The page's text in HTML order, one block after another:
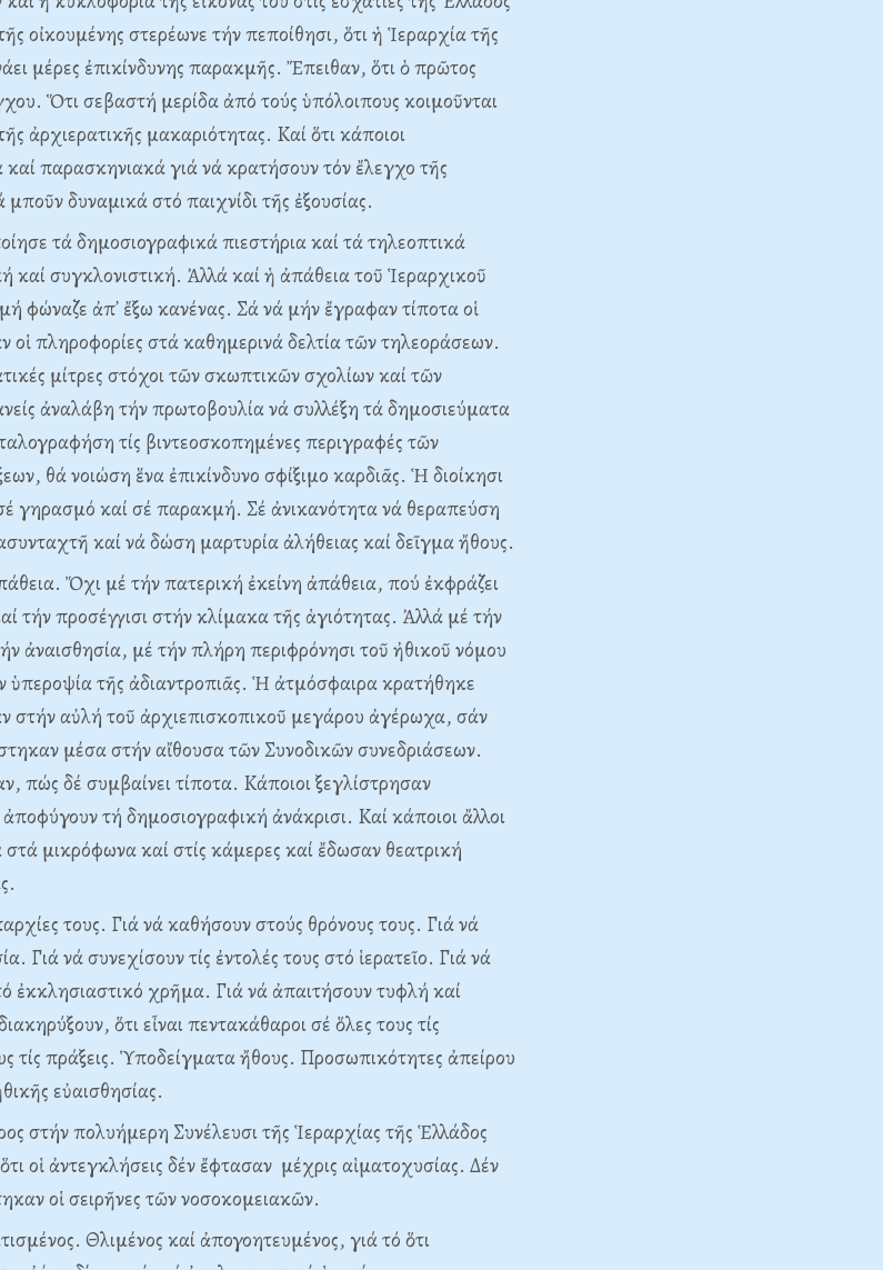
οἰκουμένης στερέωνε τήν πεποίθησι, ὅτι ἡ Ἱεραρχία τῆς
μέρες ἐπικίνδυνης παρακμῆς. Ἔπειθαν, ὅτι ὁ πρῶτος
Ὅτι σεβαστή μερίδα ἀπό τούς ὑπόλοιπους κοιμοῦνται
ἀρχιερατικῆς μακαριότητας. Kαί ὅτι κάποιοι
καί παρασκηνιακά γιά νά κρατήσουν τόν ἔλεγχο τῆς
δυναμικά στό παιχνίδι τῆς ἐξουσίας.
τά δημοσιογραφικά πιεστήρια καί τά τηλεοπτικά
συγκλονιστική. Ἀλλά καί ἡ ἀπάθεια τοῦ Ἱεραρχικοῦ
φώναζε ἀπ᾽ ἔξω κανένας. Σά νά μήν ἔγραφαν τίποτα οἱ
οἱ πληροφορίες στά καθημερινά δελτία τῶν τηλεοράσεων.
μίτρες στόχοι τῶν σκωπτικῶν σχολίων καί τῶν
ἀναλάβη τήν πρωτοβουλία νά συλλέξη τά δημοσιεύματα
τίς βιντεοσκοπημένες περιγραφές τῶν
θά νοιώση ἕνα ἐπικίνδυνο σφίξιμο καρδιᾶς. Ἡ διοίκησι
γηρασμό καί σέ παρακμή. Σέ ἀνικανότητα νά θεραπεύση
καί νά δώση μαρτυρία ἀλήθειας καί δεῖγμα ἤθους.
Ὄχι μέ τήν πατερική ἐκείνη ἀπάθεια, πού ἐκφράζει
τήν προσέγγισι στήν κλίμακα τῆς ἁγιότητας. Ἀλλά μέ τήν
ἀναισθησία, μέ τήν πλήρη περιφρόνησι τοῦ ἠθικοῦ νόμου
ὑπεροψία τῆς ἀδιαντροπιᾶς. Ἡ ἀτμόσφαιρα κρατήθηκε
στήν αὐλή τοῦ ἀρχιεπισκοπικοῦ μεγάρου ἀγέρωχα, σάν
μέσα στήν αἴθουσα τῶν Συνοδικῶν συνεδριάσεων.
πώς δέ συμβαίνει τίποτα. Kάποιοι ξεγλίστρησαν
τή δημοσιογραφική ἀνάκρισι. Kαί κάποιοι ἄλλοι
μικρόφωνα καί στίς κάμερες καί ἔδωσαν θεατρική
τους. Γιά νά καθήσουν στούς θρόνους τους. Γιά νά
Γιά νά συνεχίσουν τίς ἐντολές τους στό ἱερατεῖο. Γιά νά
ἐκκλησιαστικό χρῆμα. Γιά νά ἀπαιτήσουν τυφλή καί
ὅτι εἶναι πεντακάθαροι σέ ὅλες τους τίς
τίς πράξεις. Ὑποδείγματα ἤθους. Προσωπικότητες ἀπείρου
εὐαισθησίας.
στήν πολυήμερη Συνέλευσι τῆς Ἱεραρχίας τῆς Ἑλλάδος
οἱ ἀντεγκλήσεις δέν ἔφτασαν μέχρις αἱματοχυσίας. Δέν
οἱ σειρῆνες τῶν νοσοκομειακῶν.
Θλιμένος καί ἀπογοητευμένος, γιά τό ὅτι